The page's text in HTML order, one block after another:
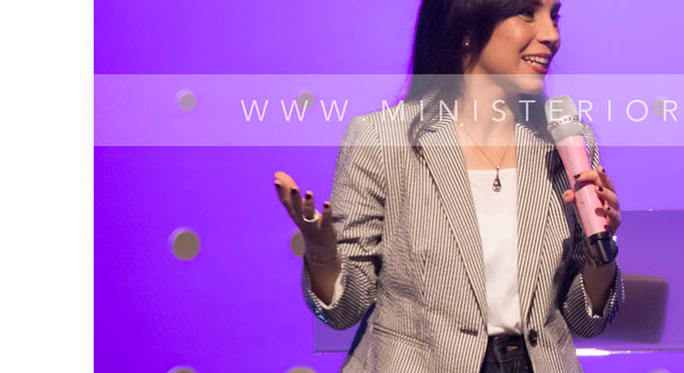
Tienes que aprender a caminar en el Espíritu, así ninguna enfermedad ni demonio te toca.
Para andar en el Espíritu tenemos que estar en el monte alto, no satisfaciendo los deseos de la carne. Hay un
deseo, un anhelo de tu espíritu de buscar a Dios pero hay un anhelo en tu carne de pecar, dependiendo de lo que
busques más la balanza se inclina de un lado o de otro.
Los adulterios son el producto de un cristiano que no tienen relación con Jesús, igual sucede con los jóvenes que
fornican, tú puedes danzar en la carne, puedes cantar en la carne, pero estar en inmundicia, lascivia.
Hay hermanos que después de viejos envidian a otros, eso es carnalidad, donde hay una persona amorosa hay
una persona que está con Dios, viene el gozo, la paz, paciencia, etc. El líder debe ser bondadoso y benigno con
Morir asimismo se hace diariamente en el altar de bronce, usted crucifica la carne.
1 Corintios 9:27 (RVR)
Pablo entendía que el cuerpo no era él, sino una posición temporal de él, el cuerpo es el estuche, no te puede
ganar. El cuerpo cuando lo entierran se lo comen los gusanos, la verdadera persona es la que está dentro de ti,
El cuerpo es el forro, el forro no te puede ganar, vamos a la oración a las 5 A.M. así sea que el cuerpo no quiera,
no te dejes dominar, no te dejes echar a perder.
No puede ser que la silla te mate, ¿usted va a perder la salvación por andar en la carne?. A los cristianos el diablo
no los elimina, ellos mismos se eliminan. La carne es insaciable. No dejes que una posesión terrenal te evite tu